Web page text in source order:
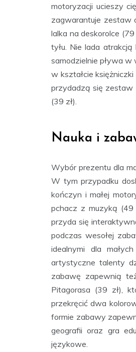
motoryzacji ucieszy
zagwarantuje zestaw
lalka na deskorolce
tyłu. Nie lada
samodzielnie pływa w
w kształcie
przydadzą się zestaw
(39 zł).
Nauka i
Wybór prezentu dla
W tym przypadku
kończyn i małej
pchacz z muzyką (49
przyda się
podczas wesołej
idealnymi dla
artystyczne talenty
zabawę zapewnią
Pitagorasa (39 zł),
przekręcić dwa
formie zabawy
geografii oraz gra
językowe.